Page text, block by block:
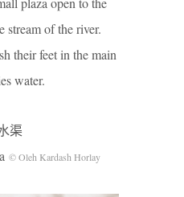
stream of the river.
their feet in the main
water.
渠
© Oleh Kardash Horlay